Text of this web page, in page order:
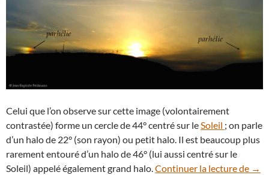
Celui que l’on observe sur cette image (volontairement
contrastée) forme un cercle de 44° centré sur leSoleil ; on parle
d’un halo de 22° (son rayon) ou petit halo. Il est beaucoup plus
rarement entouré d’un halo de 46° (lui aussi centré sur le
Soleil) appelé également grand halo.Continuer la lecture de →